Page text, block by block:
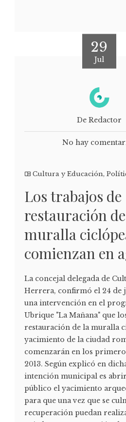
29
Jul
De Redactor
No hay
Cultura y Educación,
Los trabajos de
restauración
muralla
comienzan en
La concejal delegada de
Herrera, confirmó el 24 de
una intervención en el
Ubrique "La Mañana" que
restauración de la muralla
yacimiento de la ciudad
comenzarán en los
2013. Según explicó en
intención municipal es
público el yacimiento
para que una vez que se
recuperación puedan